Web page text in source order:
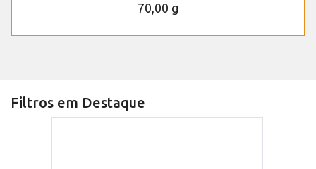
70,00 g
Filtros em Destaque